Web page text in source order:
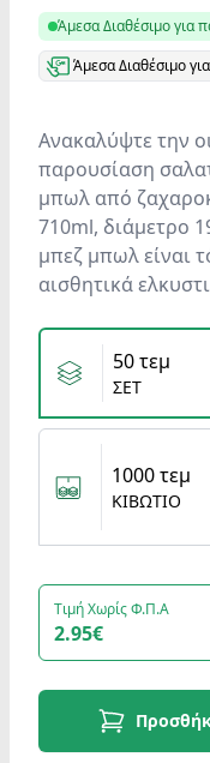
Άμεσα Διαθέσιμο για
Άμεσα Διαθέσιμο
Ανακαλύψτε την
παρουσίαση
μπωλ από
710ml, διάμετρο
μπεζ μπωλ είναι
αισθητικά
Variants
50 τεμ
ΣΕΤ
1000 τεμ
ΚΙΒΩΤΙΟ
Τιμή Χωρίς Φ.Π.Α
2.95€